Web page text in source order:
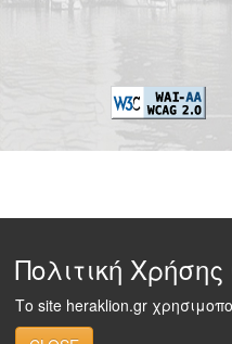
Πολιτική Χρήσης
Το site heraklion.gr